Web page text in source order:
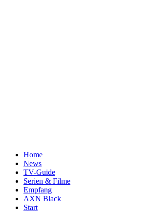
Home
News
TV-Guide
Serien & Filme
Empfang
AXN Black
Start